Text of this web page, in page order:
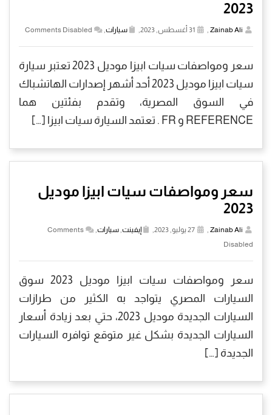
2023
Zainab Ali
, سيارات,
Comments Disabled
سعر ومواصفات سيات ابيزا موديل 2023 تعتبر سيارة
سيات ابيزا موديل 2023 أحد أشهر إصدارات الهاتشباك
في السوق المصرية، وتقدم بفئتين هما
REFERENCE و FR . تعتمد السيارة سيات ابيزا […]
سعر ومواصفات سيات ابيزا موديل
2023
Zainab Ali
, إيفينت,سيارات,
Comments
Disabled
سعر ومواصفات سيات ابيزا موديل 2023 سوق
السيارات المصري يتواجد به الكثير من طرازات
السيارات الجديدة موديل 2023، حتي بعد زيادة أسعار
السيارات الجديدة بشكل غير متوقع توافره السيارات
الجديدة […]